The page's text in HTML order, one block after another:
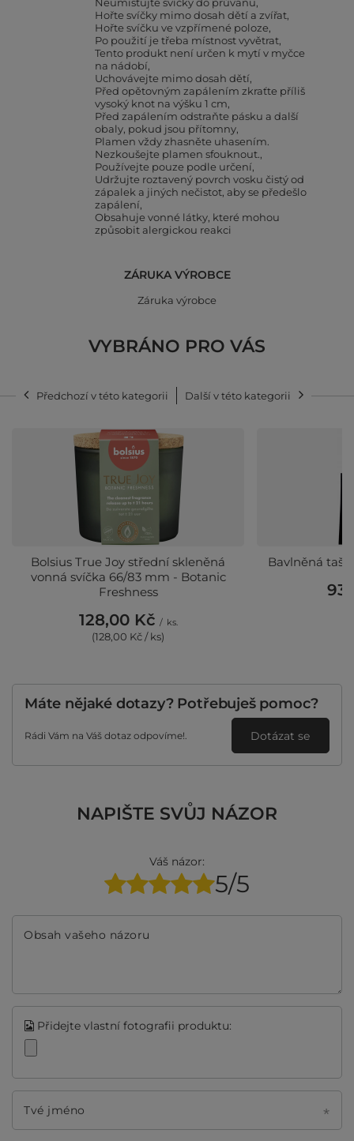
Hořte svíčky mimo dosah dětí a zvířat
Hořte svíčku ve vzpřímené poloze
Po použití je třeba místnost vyvětrat
Tento produkt není určen k mytí v myčce
na nádobí
Uchovávejte mimo dosah dětí
Před opětovným zapálením zkraťte příliš
vysoký knot na výšku 1 cm
Před zapálením odstraňte pásku a další
obaly, pokud jsou přítomny
Plamen vždy zhasněte uhasením.
Nezkoušejte plamen sfouknout.
Používejte pouze podle určení
Udržujte roztavený povrch vosku čistý od
zápalek a jiných nečistot, aby se předešlo
zapálení
Obsahuje vonné látky, které mohou
způsobit alergickou reakci
ZÁRUKA VÝROBCE
Záruka výrobce
VYBRÁNO PRO VÁS
Předchozí v této kategorii Další v této kategorii
Bolsius True Joy střední skleněná
vonná svíčka 66/83 mm - Botanic
Freshness
128,00 Kč / ks.
(128,00 Kč / ks)
Bavlněná
Máte nějaké dotazy? Potřebuješ pomoc?
Rádi Vám na Váš dotaz odpovíme!. Dotázat se
NAPIŠTE SVŮJ NÁZOR
Váš názor:
5/5
Obsah vašeho názoru
Přidejte vlastní fotografii produktu:
Tvé jméno